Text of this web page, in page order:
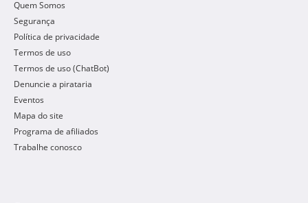
Quem Somos
Segurança
Política de privacidade
Termos de uso
Termos de uso (ChatBot)
Denuncie a pirataria
Eventos
Mapa do site
Programa de afiliados
Trabalhe conosco